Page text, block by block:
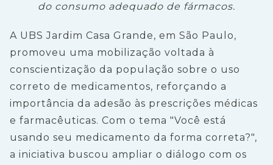
do consumo adequado de fármacos.
A UBS Jardim Casa Grande, em São Paulo,
promoveu uma mobilização voltada à
conscientização da população sobre o uso
correto de medicamentos, reforçando a
importância da adesão às prescrições médicas
e farmacêuticas. Com o tema "Você está
usando seu medicamento da forma correta?",
a iniciativa buscou ampliar o diálogo com os